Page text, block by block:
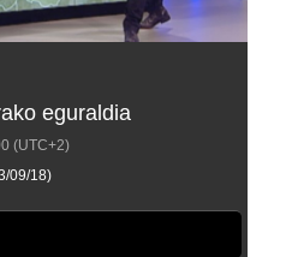
eguraldia
(UTC+2)
09/18)